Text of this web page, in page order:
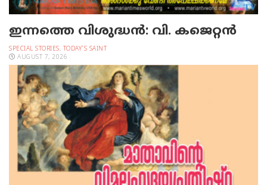
ഇന്നത്തെ വിശുദ്ധന്‍: വി. കജെറ്റന്‍
SPECIAL STORIES, TODAY'S SAINT
AUGUST 7, 2026